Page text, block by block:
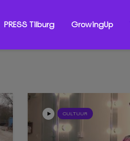
PRESS Tilburg GrowingUp
CULTUUR